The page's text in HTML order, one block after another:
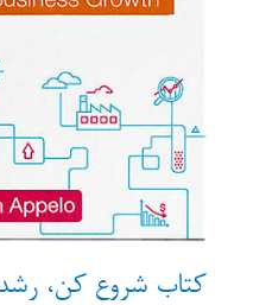
کتاب شروع کن،